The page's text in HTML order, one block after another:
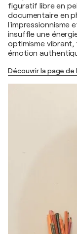
figuratif libre en
documentaire en
l'impressionnisme
insuffle une
optimisme
émotion
Découvrir la page de